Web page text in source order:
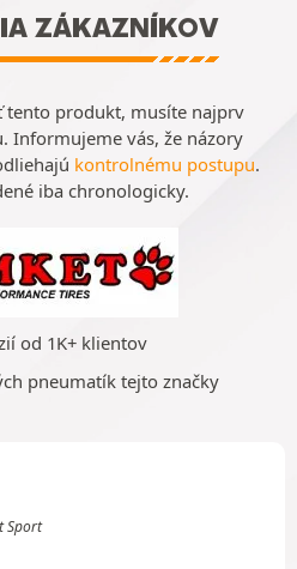
ZÁKAZNÍKOV
produkt, musíte najprv
Informujeme vás, že názory
kontrolnému postupu.
iba chronologicky.
od 1K+ klientov
pneumatík tejto značky
Sport